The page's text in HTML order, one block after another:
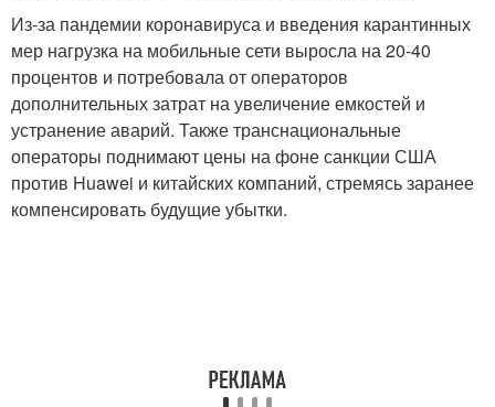
Из-за пандемии коронавируса и введения карантинных
мер нагрузка на мобильные сети выросла на 20-40
процентов и потребовала от операторов
дополнительных затрат на увеличение емкостей и
устранение аварий. Также транснациональные
операторы поднимают цены на фоне санкции США
против Huawei и китайских компаний, стремясь заранее
компенсировать будущие убытки.